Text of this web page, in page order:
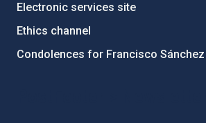
Electronic services site
Ethics channel
Condolences for Francisco Sánchez